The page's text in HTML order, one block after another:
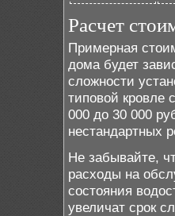
Расчет
Примерная
дома будет
сложности
типовой кровле
000 до 30 000
нестандартных
Не забывайте,
расходы на
состояния
увеличат срок